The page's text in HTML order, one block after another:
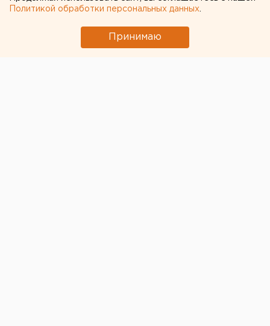
Названы лауреаты и победители фестиваля
«Газпром» «Факел», сообщили агентству ЕАН
Политикой обработки персональных данных
Принимаю